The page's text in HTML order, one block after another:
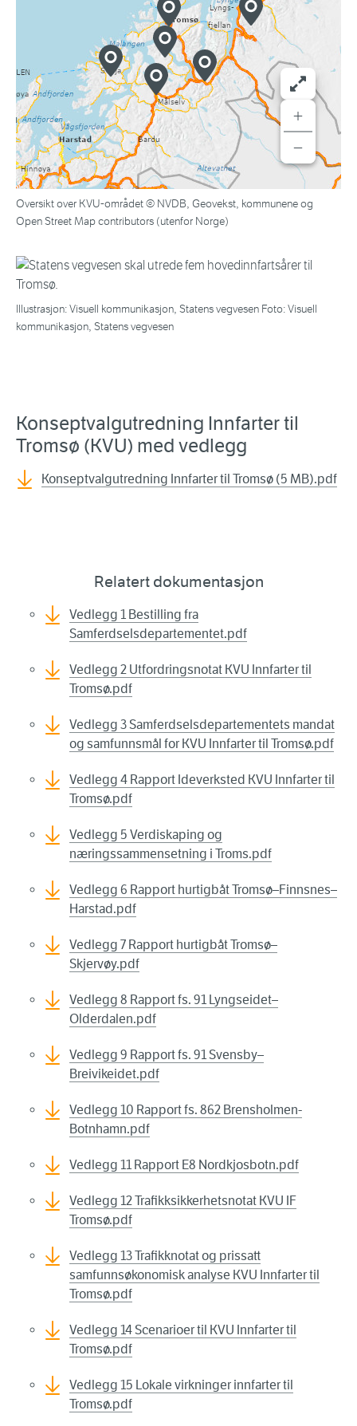
+
−
Oversikt over KVU-området © NVDB, Geovekst, kommunene og
Open Street Map contributors (utenfor Norge)
Illustrasjon: Visuell kommunikasjon, Statens vegvesen Foto: Visuell
kommunikasjon, Statens vegvesen
Konseptvalgutredning Innfarter til
Tromsø (KVU) med vedlegg
Konseptvalgutredning Innfarter til Tromsø (5 MB).pdf
Relatert dokumentasjon
Vedlegg 1 Bestilling fra
Samferdselsdepartementet.pdf
Vedlegg 2 Utfordringsnotat KVU Innfarter til
Tromsø.pdf
Vedlegg 3 Samferdselsdepartementets mandat
og samfunnsmål for KVU Innfarter til Tromsø.pdf
Vedlegg 4 Rapport Ideverksted KVU Innfarter til
Tromsø.pdf
Vedlegg 5 Verdiskaping og
næringssammensetning i Troms.pdf
Vedlegg 6 Rapport hurtigbåt Tromsø–Finnsnes–
Harstad.pdf
Vedlegg 7 Rapport hurtigbåt Tromsø–
Skjervøy.pdf
Vedlegg 8 Rapport fs. 91 Lyngseidet–
Olderdalen.pdf
Vedlegg 9 Rapport fs. 91 Svensby–
Breivikeidet.pdf
Vedlegg 10 Rapport fs. 862 Brensholmen-
Botnhamn.pdf
Vedlegg 11 Rapport E8 Nordkjosbotn.pdf
Vedlegg 12 Trafikksikkerhetsnotat KVU IF
Tromsø.pdf
Vedlegg 13 Trafikknotat og prissatt
samfunnsøkonomisk analyse KVU Innfarter til
Tromsø.pdf
Vedlegg 14 Scenarioer til KVU Innfarter til
Tromsø.pdf
Vedlegg 15 Lokale virkninger innfarter til
Tromsø.pdf